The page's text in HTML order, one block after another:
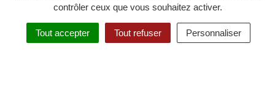
contrôler ceux que vous souhaitez activer.
Tout accepter Tout refuser Personnaliser
RECHERCHER
ACCESSIBILITÉ
réalisé
par
Inovagora